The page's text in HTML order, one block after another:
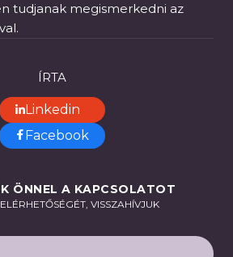
ÍRTA
Linkedin
Facebook
tudjanak megismerkedni az
ÖNNEL A KAPCSOLATOT
VISSZAHÍVJUK